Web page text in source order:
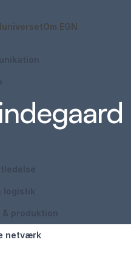
logistik
& produktion
netværk
Om EGN